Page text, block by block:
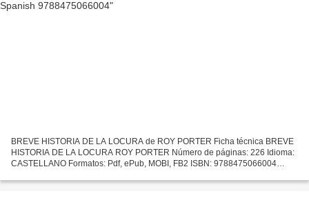
BREVE HISTORIA DE LA LOCURA de ROY PORTER Ficha técnica BREVE
HISTORIA DE LA LOCURA ROY PORTER Número de páginas: 226 Idioma:
CASTELLANO Formatos: Pdf, ePub, MOBI, FB2 ISBN: 9788475066004